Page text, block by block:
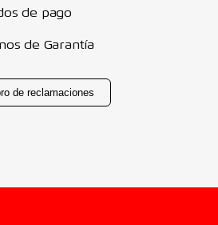
de pago
de Garantía
de reclamaciones